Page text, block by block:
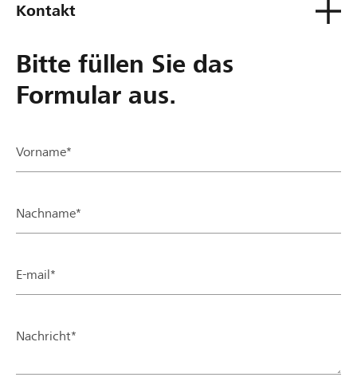
Kontakt
Bitte füllen Sie das
Formular aus.
Vorname*
Nachname*
E-mail*
Nachricht*